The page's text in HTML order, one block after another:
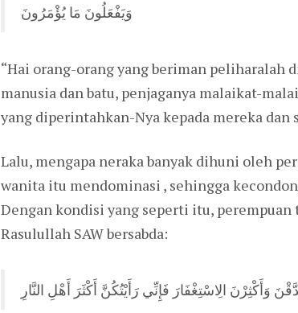
وَيَفْعَلُونَ مَا يُؤْمَرُونَ
“Hai orang-orang yang beriman peliharalah
manusia dan batu, penjaganya malaikat-
yang diperintahkan-Nya kepada mereka dan
Lalu, mengapa neraka banyak dihuni oleh
wanita itu mendominasi , sehingga
Dengan kondisi yang seperti itu, perempuan
Rasulullah SAW bersabda:
الِاسْتِغْفَارَ فَإِنِّي رَأَيْتُكُنَّ أَكْثَرَ أَهْلِ النَّارِ